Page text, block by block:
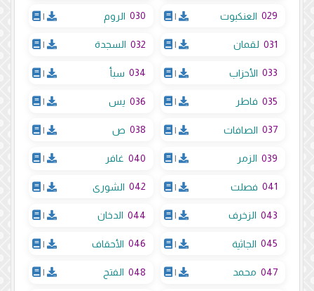
029 العنكبوت |
030 الروم |
031 لقمان |
032 السجدة |
033 الأحزاب |
034 سبأ |
035 فاطر |
036 يس |
037 الصافات |
038 ص |
039 الزمر |
040 غافر |
041 فصلت |
042 الشورى |
043 الزخرف |
044 الدخان |
045 الجاثية |
046 الأحقاف |
047 محمد |
048 الفتح |